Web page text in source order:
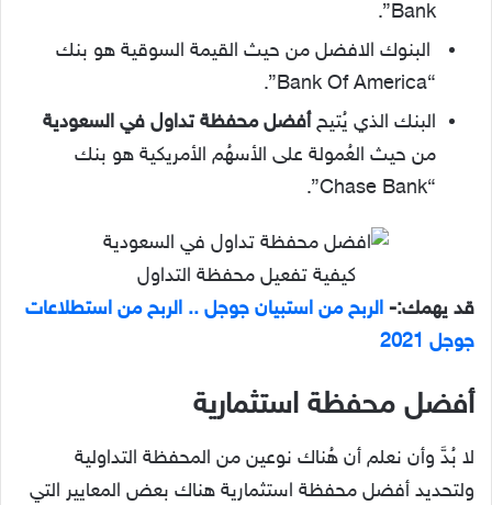
Bank”.
البنوك الافضل من حيث القيمة السوقية هو بنك
“Bank Of America”.
البنك الذي يُتيح أفضل محفظة تداول في السعودية
من حيث العُمولة على الأسهُم الأمريكية هو بنك
“Chase Bank”.
كيفية تفعيل محفظة التداول
قد يهمك:- الربح من استبيان جوجل .. الربح من استطلاعات
جوجل 2021
أفضل محفظة استثمارية
لا بُدَّ وأن نعلم أن هُناك نوعين من المحفظة التداولية
ولتحديد أفضل محفظة استثمارية هناك بعض المعايير التي